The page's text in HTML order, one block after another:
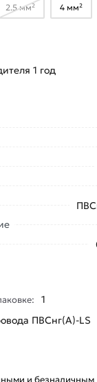
2.5 мм² 4 мм²
1 год
1
ПВСнг(А)-LS
и безналичным